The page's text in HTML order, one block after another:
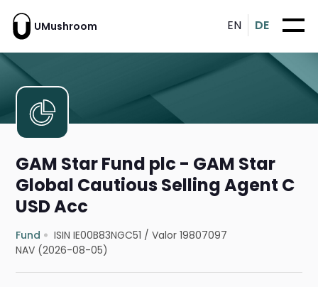
UMushroom EN DE
GAM Star Fund plc - GAM Star
Global Cautious Selling Agent C
USD Acc
Fund ISIN IE00B83NGC51 /Valor 19807097
NAV (2026-08-05)